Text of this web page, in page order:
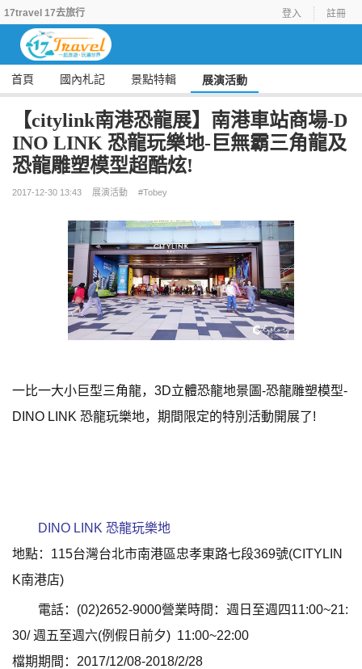
17travel 17去旅行 登入 註冊
首頁 國內札記 景點特輯 展演活動
【citylink南港恐龍展】南港車站商場-D
INO LINK 恐龍玩樂地-巨無霸三角龍及
恐龍雕塑模型超酷炫!
2017-12-30 13:43 展演活動 #Tobey
一比一大小巨型三角龍，3D立體恐龍地景圖-恐龍雕塑模型-
DINO LINK 恐龍玩樂地，期間限定的特別活動開展了!
DINO LINK 恐龍玩樂地
地點： 115台灣台北市南港區忠孝東路七段369號(CITYLIN
K南港店)
電話：(02)2652-9000營業時間 ： 週日至週四11:00~21:
30/ 週五至週六(例假日前夕) 11:00~22:00
檔期期間：2017/12/08-2018/2/28